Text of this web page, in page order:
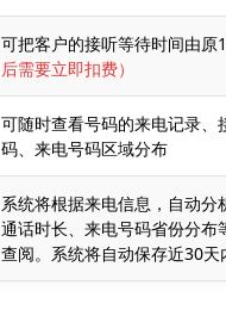
可把客户的接听等待时间由原
后需要立即扣费）
可随时查看号码的来电记录
码、来电号码区域分布
系统将根据来电信息，自动分
通话时长、来电号码省份分
查阅。系统将自动保存近30天